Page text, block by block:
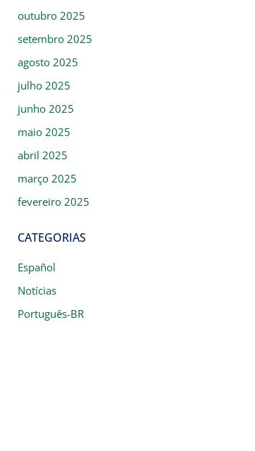
outubro 2025
setembro 2025
agosto 2025
julho 2025
junho 2025
maio 2025
abril 2025
março 2025
fevereiro 2025
CATEGORIAS
Español
Notícias
Português-BR